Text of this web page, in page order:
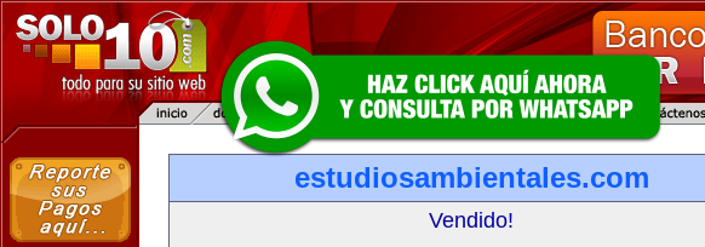
estudiosambientales.com
Vendido!